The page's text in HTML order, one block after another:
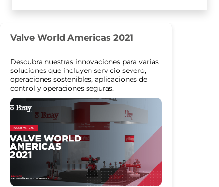
Valve World Americas 2021
Descubra nuestras innovaciones para varias
soluciones que incluyen servicio severo,
operaciones sostenibles, aplicaciones de
control y operaciones seguras.